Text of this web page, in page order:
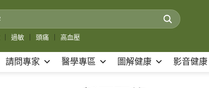
過敏 頭痛 高血壓
請問專家 醫學專區 圖解健康 影音健康